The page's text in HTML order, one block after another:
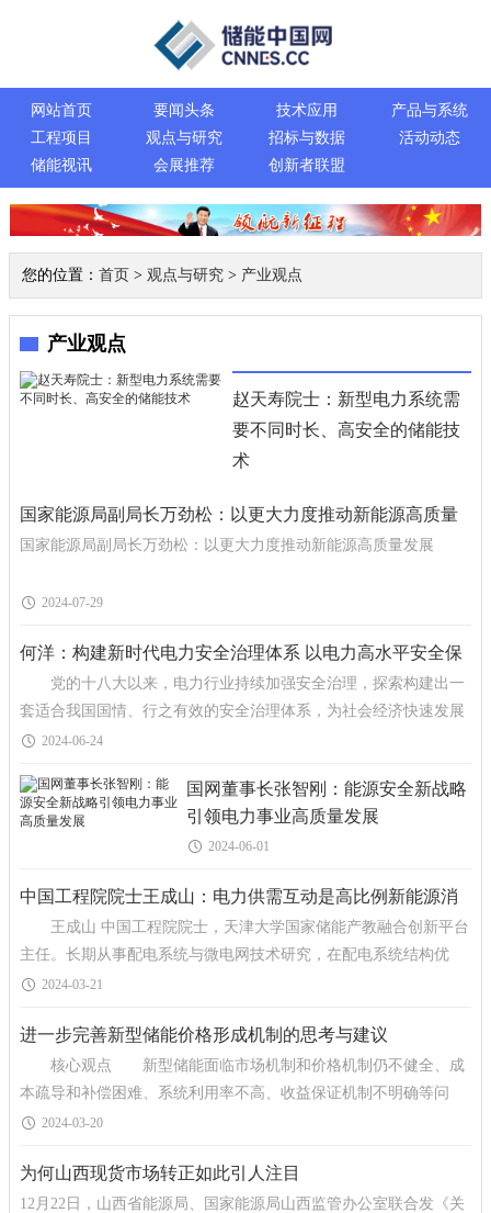
网站首页 要闻头条 技术应用
产品与系统
工程项目
观点与研究 招标与数据
活动动态
储能视讯
会展推荐 创新者联盟
您的位置： 首页> 观点与研究> 产业观点
产业观点
赵天寿院士：新型电力系统需
要不同时长、高安全的储能技
术
国家能源局副局长万劲松：以更大力度推动新能源高质量
发展
国家能源局副局长万劲松：以更大力度推动新能源高质量发展
2024-07-29
何洋：构建新时代电力安全治理体系 以电力高水平安全保
障经济高质量发展
党的十八大以来，电力行业持续加强安全治理，探索构建出一
套适合我国国情、行之有效的安全治理体系，为社会经济快速发展
和人民美好生活用电需求提供了坚强的电力保障。新时代
2024-06-24
国网董事长张智刚：能源安全新战略
引领电力事业高质量发展
2024-06-01
中国工程院院士王成山：电力供需互动是高比例新能源消
纳的关键技术之一
王成山 中国工程院院士，天津大学国家储能产教融合创新平台
主任。长期从事配电系统与微电网技术研究，在配电系统结构优
化、微电网控制系统与装备等领域取得了系统性创新成
2024-03-21
进一步完善新型储能价格形成机制的思考与建议
核心观点 新型储能面临市场机制和价格机制仍不健全、成
本疏导和补偿困难、系统利用率不高、收益保证机制不明确等问
题，亟须制定科学合理的价格机制，完善相关价格体系和
2024-03-20
为何山西现货市场转正如此引人注目
12月22日，山西省能源局、国家能源局山西监管办公室联合发《关